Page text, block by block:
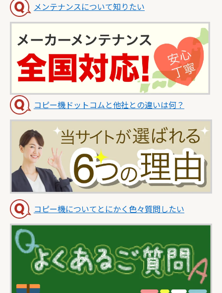
メンテナンスについて知りたい
コピー機ドットコムと他社との違いは何？
コピー機についてとにかく色々質問したい